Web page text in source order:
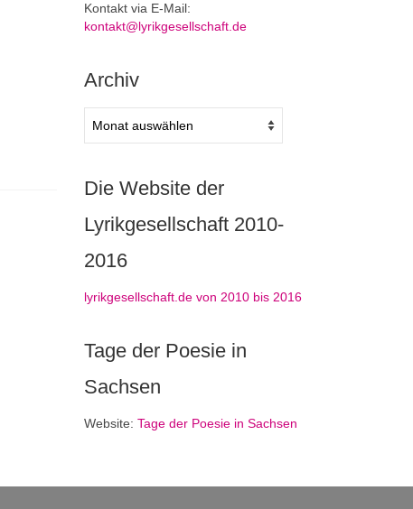
Kontakt via E-Mail:
kontakt@lyrikgesellschaft.de
Archiv
Die Website der
Lyrikgesellschaft 2010-
2016
lyrikgesellschaft.de von 2010 bis 2016
Tage der Poesie in
Sachsen
Website: Tage der Poesie in Sachsen